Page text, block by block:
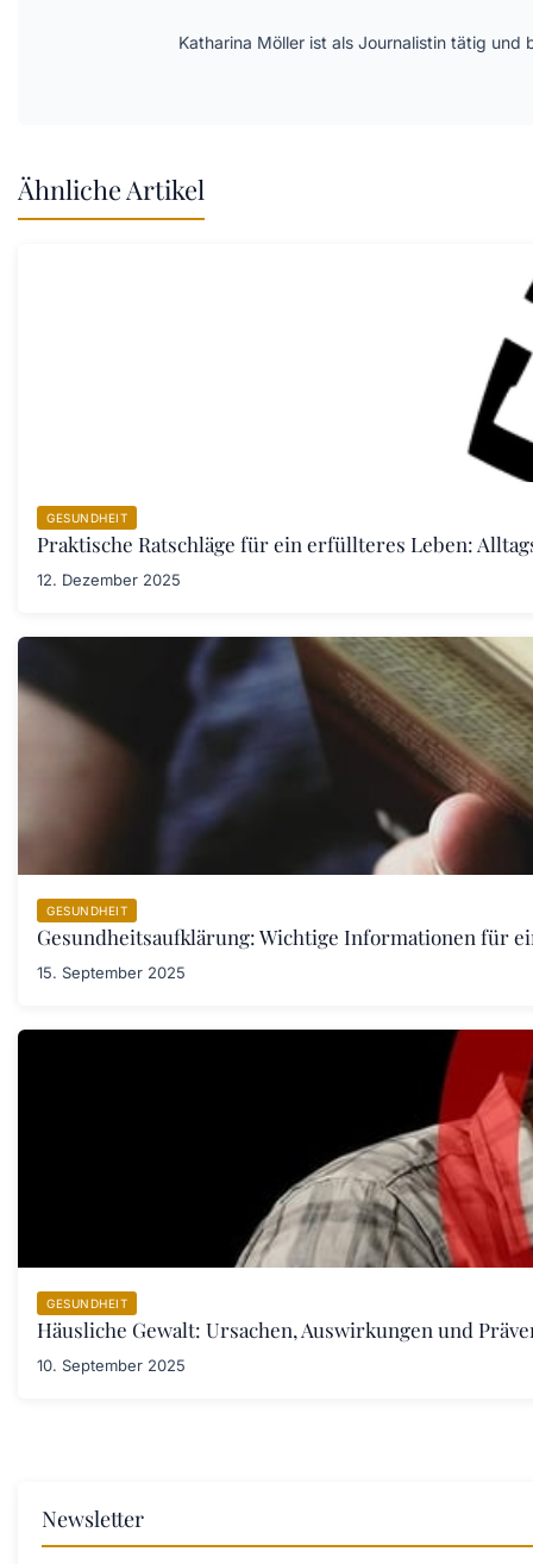
Katharina Möller ist als Journalistin tätig
Ähnliche Artikel
GESUNDHEIT
Praktische Ratschläge für ein erfüllteres Leben:
12. Dezember 2025
GESUNDHEIT
Gesundheitsaufklärung: Wichtige Informationen für
15. September 2025
GESUNDHEIT
Häusliche Gewalt: Ursachen, Auswirkungen und
10. September 2025
Newsletter